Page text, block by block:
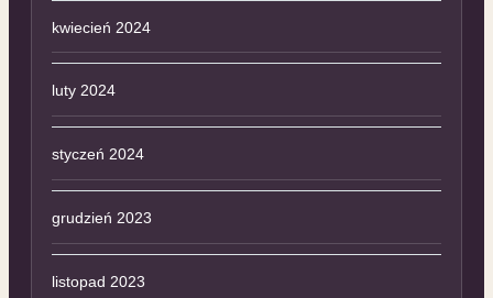
kwiecień 2024
luty 2024
styczeń 2024
grudzień 2023
listopad 2023